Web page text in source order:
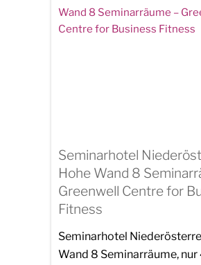
Seminarhotel
Hohe Wand 8
Greenwell Centre for
Fitness
Seminarhotel
Wand 8 Seminarräume, nur